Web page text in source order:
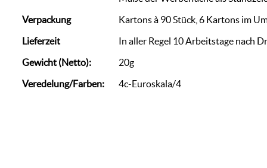
Verpackung
Kartons à 90 Stück, 6 Kartons im
Lieferzeit
In aller Regel 10 Arbeitstage nach
Gewicht (Netto):
20g
Veredelung/Farben:
4c-Euroskala/4